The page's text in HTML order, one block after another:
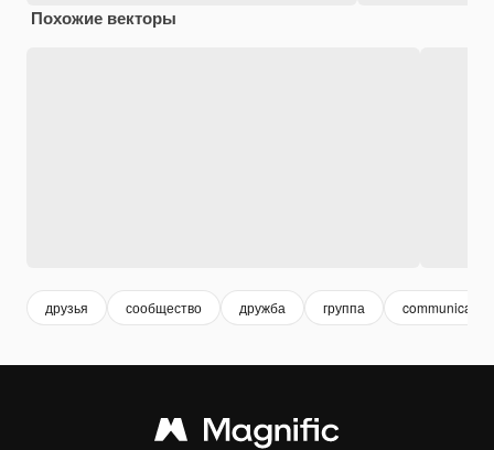
Похожие векторы
друзья сообщество дружба группа communication